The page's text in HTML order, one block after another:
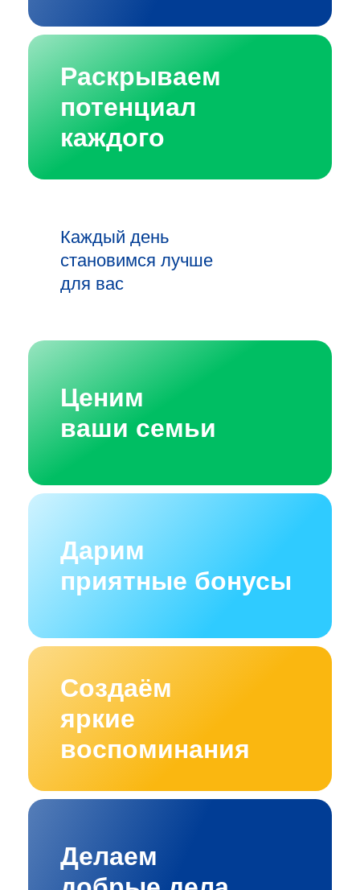
Раскрываем
потенциал
каждого
Каждый день
становимся лучше
для вас
Дарим
приятные бонусы
Ценим
ваши семьи
Создаём
яркие
воспоминания
Делаем